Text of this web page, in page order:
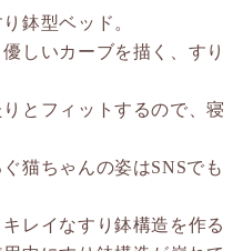
鉢型ベッド。
しいカーブを描く、すり
とフィットするので、寝
猫ちゃんの姿はSNSでも
レイなすり鉢構造を作る